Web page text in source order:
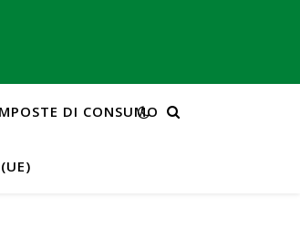
DI CONSUMO